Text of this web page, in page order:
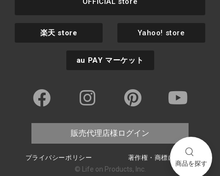
商品を探す
楽天 store Yahoo! store
au PAY マーケット
販売代理店様ログイン
プライバシーポリシー 著作権・商標について
© Life on Products, Inc.